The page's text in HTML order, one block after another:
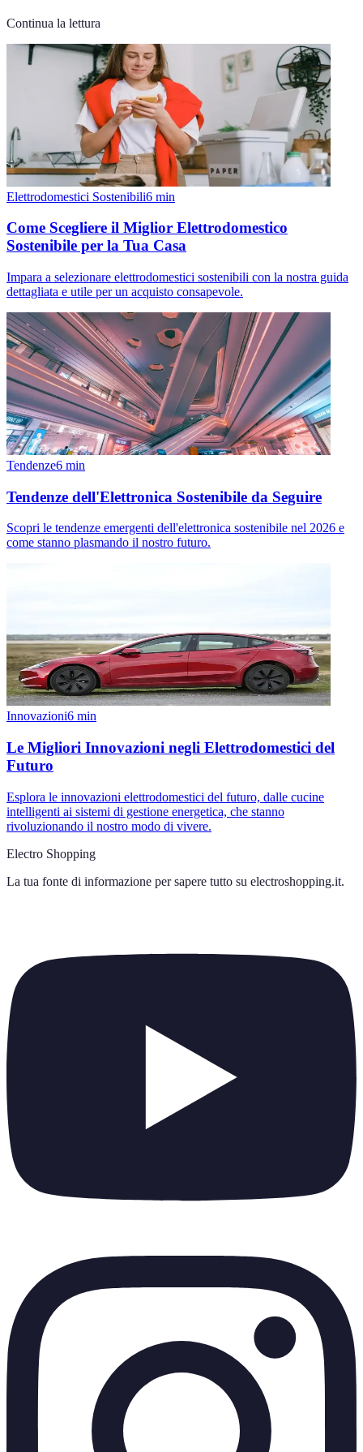
Continua la lettura
Elettrodomestici Sostenibili6 min
Come Scegliere il Miglior Elettrodomestico
Sostenibile per la Tua Casa
Impara a selezionare elettrodomestici sostenibili con la nostra guida
dettagliata e utile per un acquisto consapevole.
Tendenze6 min
Tendenze dell'Elettronica Sostenibile da Seguire
Scopri le tendenze emergenti dell'elettronica sostenibile nel 2026 e
come stanno plasmando il nostro futuro.
Innovazioni6 min
Le Migliori Innovazioni negli Elettrodomestici del
Futuro
Esplora le innovazioni elettrodomestici del futuro, dalle cucine
intelligenti ai sistemi di gestione energetica, che stanno
rivoluzionando il nostro modo di vivere.
Electro Shopping
La tua fonte di informazione per sapere tutto su electroshopping.it.